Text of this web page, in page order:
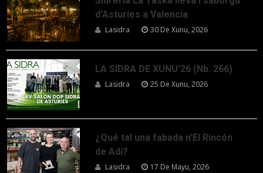
d’Asturies a Valencia
Lasidra 30 De Xunu, 2026
LA SIDRA DE XUNU’26 (Nb. 266)
Lasidra 25 De Xunu, 2026
¿Qué tal una fabada n’El Rincón
de Adi?
Lasidra 17 De Mayu, 2026